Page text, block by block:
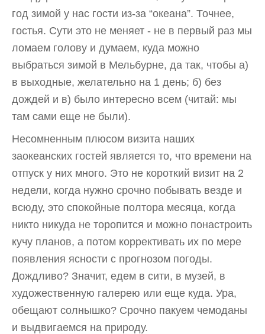
год зимой у нас гости из-за “океана”. Точнее,
гостья. Cути это не меняет - не в первый раз мы
ломаем голову и думаем, куда можно
выбраться зимой в Мельбурне, да так, чтобы а)
в выходные, желательно на 1 день; б) без
дождей и в) было интересно всем (читай: мы
там сами еще не были).
Несомненным плюсом визита наших
заокеанских гостей является то, что времени на
отпуск у них много. Это не короткий визит на 2
недели, когда нужно срочно побывать везде и
всюду, это спокойные полтора месяца, когда
никто никуда не торопится и можно понастроить
кучу планов, а потом коррективать их по мере
появления ясности с прогнозом погоды.
Дождливо? Значит, едем в сити, в музей, в
художественную галерею или еще куда. Ура,
обещают солнышко? Срочно пакуем чемоданы
и выдвигаемся на природу.